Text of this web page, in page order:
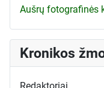
Aušrų fotografinės
Kronikos